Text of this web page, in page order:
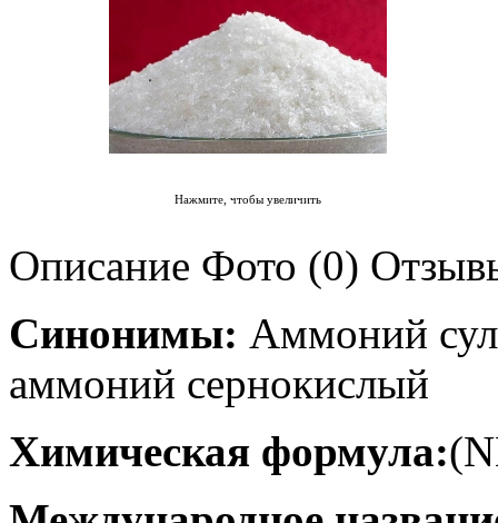
Нажмите, чтобы увеличить
Описание Фото (0)
Синонимы: Аммоний
аммоний сернокислый
Химическая формула: